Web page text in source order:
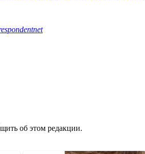
об этом редакции.